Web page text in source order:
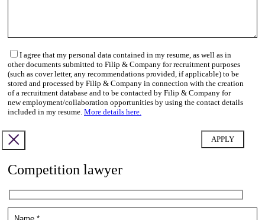
I agree that my personal data contained in my resume, as well as in
other documents submitted to Filip & Company for recruitment purposes
(such as cover letter, any recommendations provided, if applicable) to be
stored and processed by Filip & Company in connection with the creation
of a recruitment database and to be contacted by Filip & Company for
new employment/collaboration opportunities by using the contact details
included in my resume. More details here.
Competition lawyer